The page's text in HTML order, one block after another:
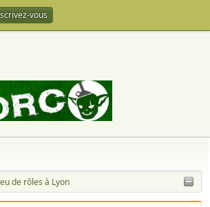
vous
de rôles à Lyon